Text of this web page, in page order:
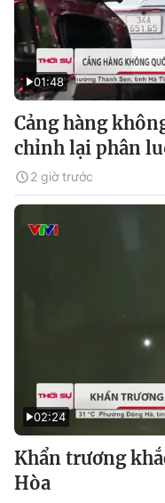
01:48
Cảng hàng
chỉnh lại phân
2 giờ trước
02:24
Khẩn trương
Hòa